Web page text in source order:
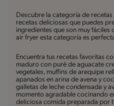
Descubre la categoría de
recetas deliciosas que puedes
ingredientes que son muy fáciles
air fryer esta categoría es
Encuentra tus recetas favoritas
maduro con puré de aguacate
vegetales, muffins de arequipe
apanados en arina de avena y
galletas de leche condensada y
momento agradable cocinando
deliciosa comida preparada por